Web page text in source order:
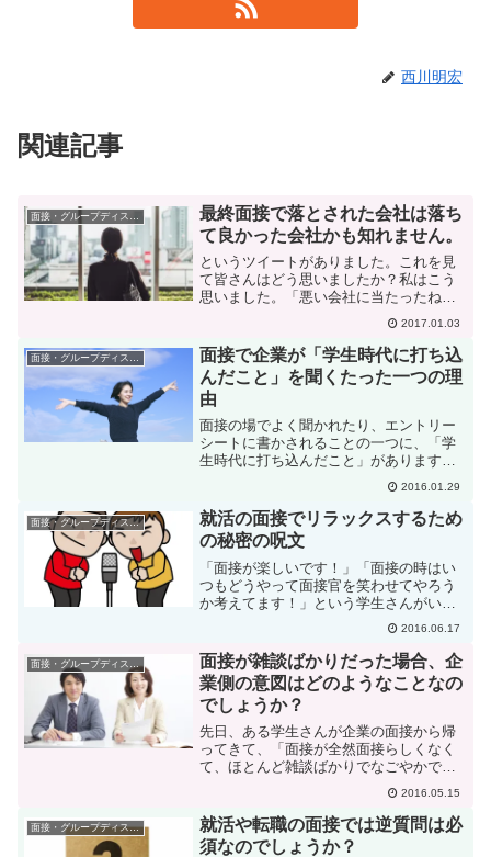
西川明宏
関連記事
最終面接で落とされた会社は落ち
て良かった会社かも知れません。
というツイートがありました。これを見
て皆さんはどう思いましたか？私はこう
思いました。「悪い会社に当たったね
え。でも落とされて良かったね」最終面
接の合否は、フィーリング。何故、悪い
会社なのか、落とされて良かったのか。
落ち着いて考えてみましょう...
2017.01.03
面接・グループディスカッション
面接で企業が「学生時代に打ち込
んだこと」を聞くたった一つの理
由
面接の場でよく聞かれたり、エントリー
シートに書かされることの一つに、「学
生時代に打ち込んだこと」があります
ね。企業がこの質問を聞きたい理由はど
こにあると思いますか？自由な時間をど
のように使ったのかが大事大学時代とい
うのは、一生の中でも、一番...
2016.01.29
面接・グループディスカッション
就活の面接でリラックスするため
の秘密の呪文
「面接が楽しいです！」「面接の時はい
つもどうやって面接官を笑わせてやろう
か考えてます！」という学生さんがいま
す。彼女は確かにとても明るい人なので
すが、その彼女が面接の前に必ず唱えて
いる呪文があると教えてくれました。そ
れでリラックスできて、笑...
2016.06.17
面接が雑談ばかりだった場合、企
業側の意図はどのようなことなの
でしょうか？
先日、ある学生さんが企業の面接から帰
ってきて、「面接が全然面接らしくなく
て、ほとんど雑談ばかりでなごやかでし
た」と報告してきました。これは、いっ
たいどんな面接だったのでしょう？そし
て、わざとそういう面接をしていたとし
たら、企業側はそういう面...
2016.05.15
面接・グループディスカッション
就活や転職の面接では逆質問は必
須なのでしょうか？